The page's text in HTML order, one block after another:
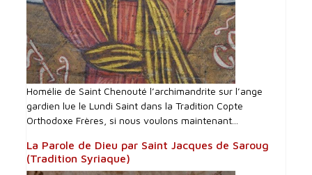
Homélie de Saint Chenouté l’archimandrite sur l’ange
gardien lue le Lundi Saint dans la Tradition Copte
Orthodoxe Frères, si nous voulons maintenant...
La Parole de Dieu par Saint Jacques de Saroug
(Tradition Syriaque)